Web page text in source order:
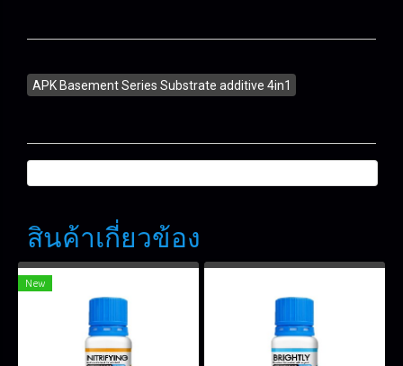
APK Basement Series Substrate additive 4in1
สินค้าเกี่ยวข้อง
New